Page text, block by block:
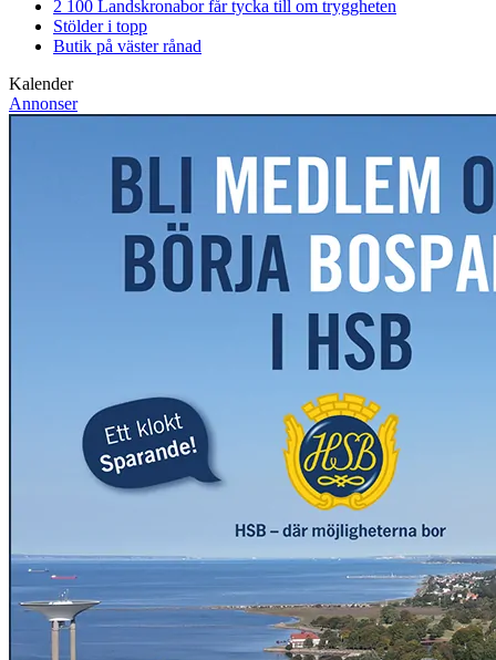
2 100 Landskronabor får tycka till om tryggheten
Stölder i topp
Butik på väster rånad
Kalender
Annonser